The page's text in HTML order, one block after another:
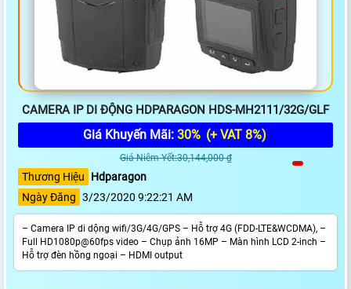
CAMERA IP DI ĐỘNG HDPARAGON HDS-MH2111/32G/GLF
Giá Khuyến Mãi: 30% (+ VAT 8%)
Giá Niêm Yết:30,144,000 ₫
Thương Hiệu
Hdparagon
Ngày Đăng 3/23/2020 9:22:21 AM
– Camera IP di dộng wifi/3G/4G/GPS – Hỗ trợ 4G (FDD-LTE&WCDMA), –
Full HD1080p@60fps video – Chụp ảnh 16MP – Màn hình LCD 2-inch –
Hỗ trợ đèn hồng ngoại – HDMI output